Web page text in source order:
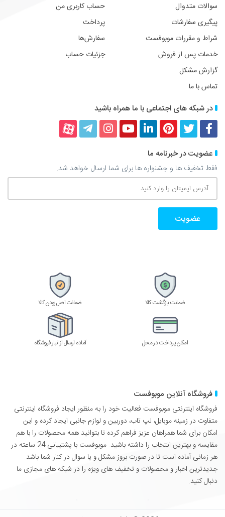
سوالات متدوال
پیگیری سفارشات
شراط و مقررات موبوفست
خدمات پس از فروش
گزارش مشکل
تماس با ما
حساب کاربری من
پرداخت
سفارش‌ها
جزئیات حساب
در شبکه های اجتماعی با ما همراه باشید
فیسبوکتوییترپینترستلینکداینیوتیوباینستاگرام
تلگرام آپارات
عضویت در خبرنامه ما
فقط تخفیف ها و جشنواره ها برای شما ارسال خواهد شد.
آدرس
ایمیتان
را
ضمانت بازگشت کالا ضمانت اصل بودن کالا
امکان پرداخت در محل آماده ارسال از انبار فروشگاه
فروشگاه آنلاین موبوفست
فروشگاه اینترنتی موبوفست فعالیت خود را به منظور ایجاد فروشگاه اینترنتی
متفاوت در زمینه موبایل، لپ تاب، دوربین و لوازم جانبی ایجاد کرده و این
امکان برای شما همراهان عزیز فراهم کرده تا بتوانید همه محصولات را با هم
مقایسه و بهترین انتخاب را داشته باشید. موبوفست با پشتیبانی 24 ساعته در
هر زمانی آماده است تا در صورت بروز مشکل و یا سوال در کنار شما باشد.
جدیدترین اخبار و محصولات و تخفیف های ویژه را در شبکه های مجازی ما
دنبال کنید.